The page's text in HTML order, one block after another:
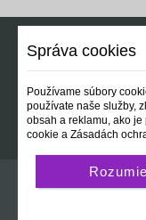
Správa cookies
Používame súbory
používate naše služby,
obsah a reklamu, ako
cookie a Zásadách